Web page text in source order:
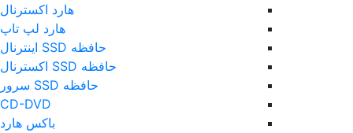
هارد اکسترنال
هارد لپ تاپ
حافظه SSD اینترنال
حافظه SSD اکسترنال
حافظه SSD سرور
CD-DVD
باکس هارد